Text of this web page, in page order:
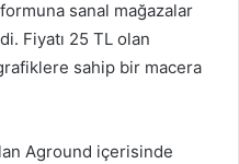
sanal mağazalar
Fiyatı 25 TL olan
sahip bir macera
Aground içerisinde